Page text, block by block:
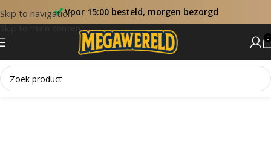
Skip to navigation
Skip to main content
Voor 15:00 besteld, morgen bezorgd
0
Home Collectie Boxen